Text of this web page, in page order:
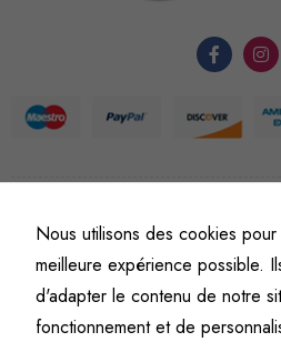
©Fine art numismatics–
Politique de confidentialité
Conditions
Mentions
Nous utilisons des cookies
meilleure expérience possible.
d'adapter le contenu de notre
fonctionnement et de